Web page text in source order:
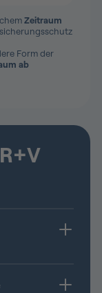
Zeitraum
Form der
ab